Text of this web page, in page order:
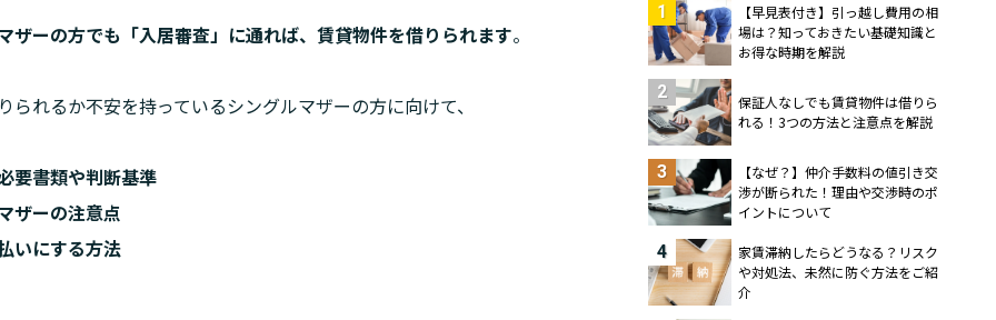
ザーの方でも「入居審査」に通れば、賃貸物件を借りられます。
られるか不安を持っているシングルマザーの方に向けて、
要書類や判断基準
ザーの注意点
いにする方法
1
【早見表付き】引っ越し費用の相
場は？知っておきたい基礎知識と
お得な時期を解説
2
保証人なしでも賃貸物件は借りら
れる！3つの方法と注意点を解説
3
【なぜ？】仲介手数料の値引き交
渉が断られた！理由や交渉時のポ
イントについて
4
家賃滞納したらどうなる？リスク
や対処法、未然に防ぐ方法をご紹
介